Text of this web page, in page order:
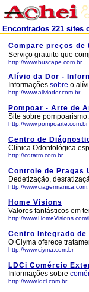
Encontrados 221 sites
Compare preços de
Serviço gratuito que
http://www.buscape.com.br
Alívio da Dor -
Informações sobre o
http://www.aliviodor.com.br
Pompoar - Arte de
Site sobre
http://www.pompoarte.com.br
Centro de
Clínica Odontológica
http://cdtatm.com.br
Controle de Pragas
Dedetização,
http://
Home Visions
Valores fantásticos em
http://
Centro Integrado de
O Ciyma oferece
http://www.ciyma.com.br
LDCi Comércio
Informações sobre
http://www.ldci.com.br